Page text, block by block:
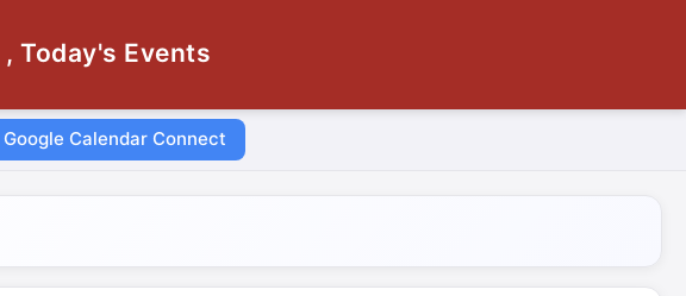
, Today's Events
Google Calendar Connect